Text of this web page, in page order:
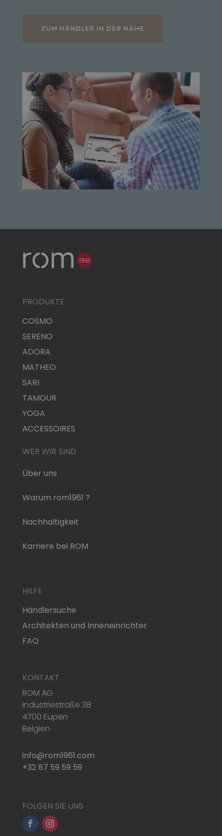
ZUM HÄNDLER IN DER NÄHE
PRODUKTE
COSMO
SERENO
ADORA
MATHEO
SARI
TAMOUR
YOGA
ACCESSOIRES
WER WIR SIND
Über uns
Warum rom1961 ?
Nachhaltigkeit
Karriere bei ROM
HILFE
Händlersuche
Architekten und Inneneinrichter
FAQ
KONTAKT
ROM AG
Industriestraße 38
4700 Eupen
Belgien
info@rom1961.com
+32 87 59 59 59
FOLGEN SIE UNS